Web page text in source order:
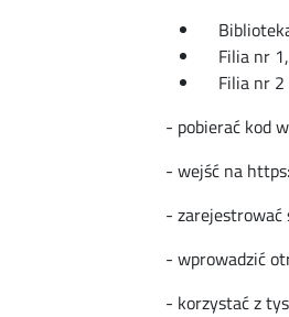
Filia nr
Filia nr 2
- pobierać kod
- wejść na
- zarejestrować
- wprowadzić
- korzystać z